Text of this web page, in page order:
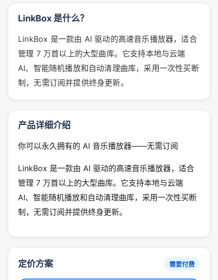
LinkBox 是什么？
LinkBox 是一款由 AI 驱动的高速音乐播放器，适合
管理 7 万首以上的大型曲库。它支持本地与云端
AI、智能随机播放和自动清理曲库，采用一次性买断
制，无需订阅并提供终身更新。
产品详细介绍
你可以永久拥有的 AI 音乐播放器——无需订阅
LinkBox 是一款由 AI 驱动的高速音乐播放器，适合
管理 7 万首以上的大型曲库。它支持本地与云端
AI、智能随机播放和自动清理曲库，采用一次性买断
制，无需订阅并提供终身更新。
定价方案 需要付费